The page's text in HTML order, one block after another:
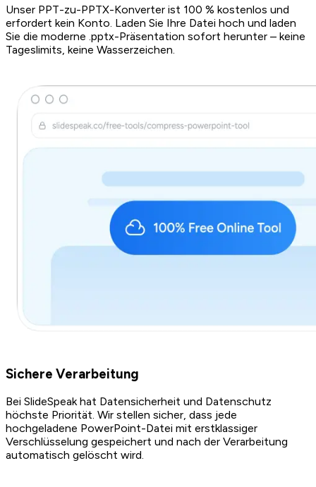
Unser PPT-zu-PPTX-Konverter ist 100 % kostenlos und
erfordert kein Konto. Laden Sie Ihre Datei hoch und laden
Sie die moderne .pptx-Präsentation sofort herunter – keine
Tageslimits, keine Wasserzeichen.
Sichere Verarbeitung
Bei SlideSpeak hat Datensicherheit und Datenschutz
höchste Priorität. Wir stellen sicher, dass jede
hochgeladene PowerPoint-Datei mit erstklassiger
Verschlüsselung gespeichert und nach der Verarbeitung
automatisch gelöscht wird.